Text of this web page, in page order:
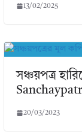
13/02/2025
সঞ্চয়পত্র
20/03/2023